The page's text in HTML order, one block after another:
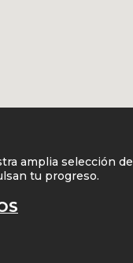
amplia selección de
tu progreso.